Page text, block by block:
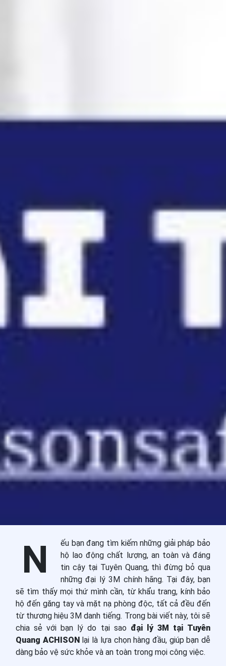
Nếu bạn đang tìm kiếm những giải pháp bảo
hộ lao động chất lượng, an toàn và đáng
tin cậy tại Tuyên Quang, thì đừng bỏ qua
những đại lý 3M chính hãng. Tại đây, bạn
sẽ tìm thấy mọi thứ mình cần, từ khẩu trang, kính bảo
hộ đến găng tay và mặt nạ phòng độc, tất cả đều đến
từ thương hiệu 3M danh tiếng. Trong bài viết này, tôi sẽ
chia sẻ với bạn lý do tại sao đại lý 3M tại Tuyên
Quang ACHISONlại là lựa chọn hàng đầu, giúp bạn dễ
dàng bảo vệ sức khỏe và an toàn trong mọi công việc.